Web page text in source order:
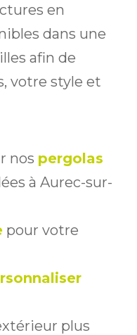
en
dans une
afin de
votre style et
nos pergolas
à Aurec-sur-
pour votre
plus